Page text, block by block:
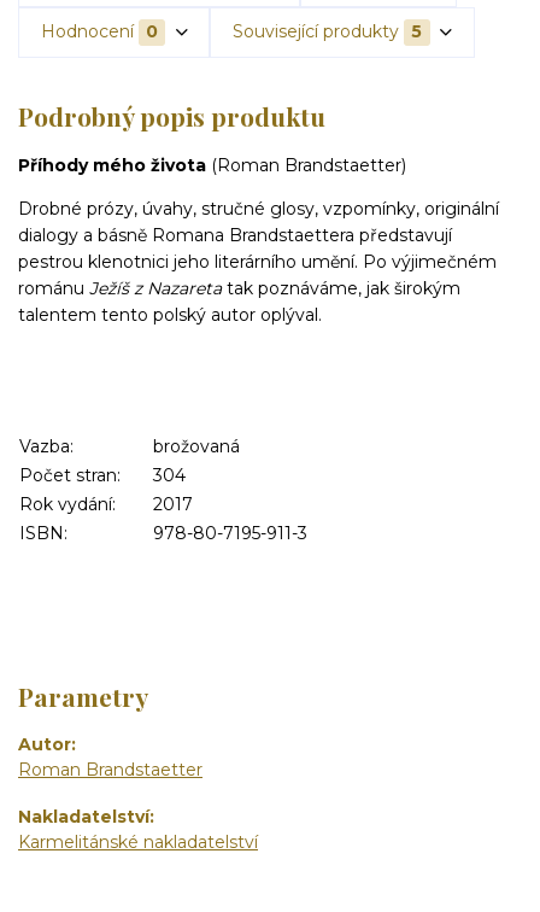
Hodnocení 0 Související produkty 5
Podrobný popis produktu
Příhody mého života (Roman Brandstaetter)
Drobné prózy, úvahy, stručné glosy, vzpomínky, originální
dialogy a básně Romana Brandstaettera představují
pestrou klenotnici jeho literárního umění. Po výjimečném
románu Ježíš z Nazaretatak poznáváme, jak širokým
talentem tento polský autor oplýval.
Vazba:
brožovaná
Počet stran:
304
Rok vydání:
2017
ISBN:
978-80-7195-911-3
Parametry
Autor
Roman Brandstaetter
Nakladatelství
Karmelitánské nakladatelství